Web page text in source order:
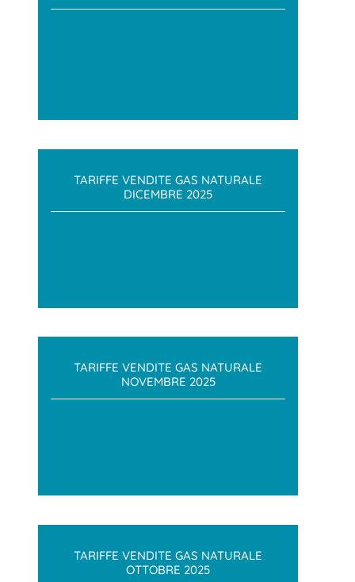
TARIFFE VENDITE GAS NATURALE
DICEMBRE 2025
TARIFFE VENDITE GAS NATURALE
NOVEMBRE 2025
TARIFFE VENDITE GAS NATURALE
OTTOBRE 2025